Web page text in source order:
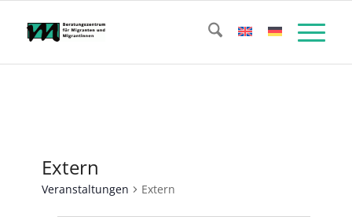
Extern
Veranstaltungen Extern